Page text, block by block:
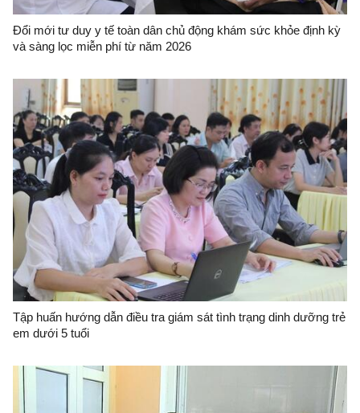
Đổi mới tư duy y tế toàn dân chủ động khám sức khỏe định kỳ
và sàng lọc miễn phí từ năm 2026
Tập huấn hướng dẫn điều tra giám sát tình trạng dinh dưỡng trẻ
em dưới 5 tuổi